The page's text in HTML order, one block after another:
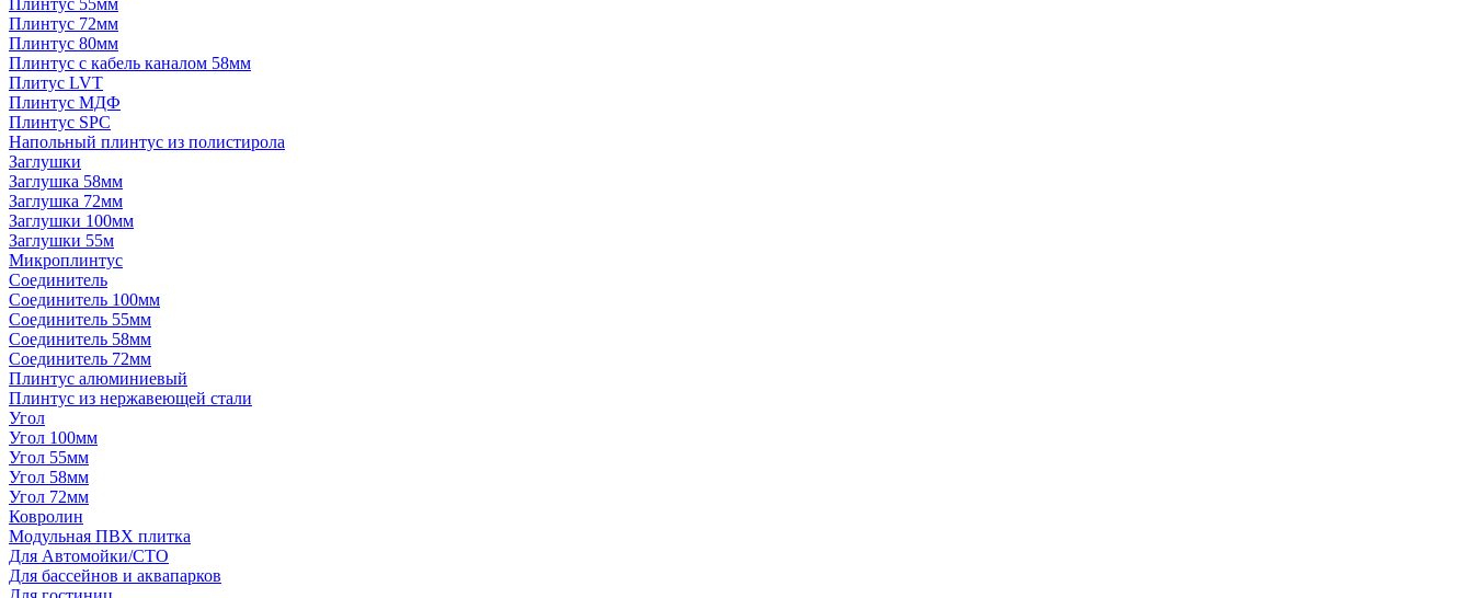
Плинтус 55мм
Плинтус 72мм
Плинтус 80мм
Плинтус с кабель каналом 58мм
Плитус LVT
Плинтус МДФ
Плинтус SPC
Напольный плинтус из полистирола
Заглушки
Заглушка 58мм
Заглушка 72мм
Заглушки 100мм
Заглушки 55м
Микроплинтус
Соединитель
Соединитель 100мм
Соединитель 55мм
Соединитель 58мм
Соединитель 72мм
Плинтус алюминиевый
Плинтус из нержавеющей стали
Угол
Угол 100мм
Угол 55мм
Угол 58мм
Угол 72мм
Ковролин
Модульная ПВХ плитка
Для Автомойки/СТО
Для бассейнов и аквапарков